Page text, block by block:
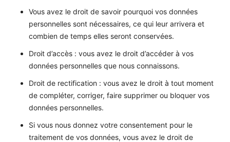
Vous avez le droit de savoir pourquoi vos données
personnelles sont nécessaires, ce qui leur arrivera et
combien de temps elles seront conservées.
Droit d’accès : vous avez le droit d’accéder à vos
données personnelles que nous connaissons.
Droit de rectification : vous avez le droit à tout moment
de compléter, corriger, faire supprimer ou bloquer vos
données personnelles.
Si vous nous donnez votre consentement pour le
traitement de vos données, vous avez le droit de